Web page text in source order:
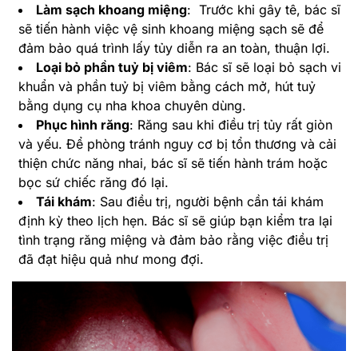
Làm sạch khoang miệng: Trước khi gây tê, bác sĩ
sẽ tiến hành việc vệ sinh khoang miệng sạch sẽ để
đảm bảo quá trình lấy tủy diễn ra an toàn, thuận lợi.
Loại bỏ phần tuỷ bị viêm: Bác sĩ sẽ loại bỏ sạch vi
khuẩn và phần tuỷ bị viêm bằng cách mở, hút tuỷ
bằng dụng cụ nha khoa chuyên dùng.
Phục hình răng: Răng sau khi điều trị tủy rất giòn
và yếu. Để phòng tránh nguy cơ bị tổn thương và cải
thiện chức năng nhai, bác sĩ sẽ tiến hành trám hoặc
bọc sứ chiếc răng đó lại.
Tái khám: Sau điều trị, người bệnh cần tái khám
định kỳ theo lịch hẹn. Bác sĩ sẽ giúp bạn kiểm tra lại
tình trạng răng miệng và đảm bảo rằng việc điều trị
đã đạt hiệu quả như mong đợi.